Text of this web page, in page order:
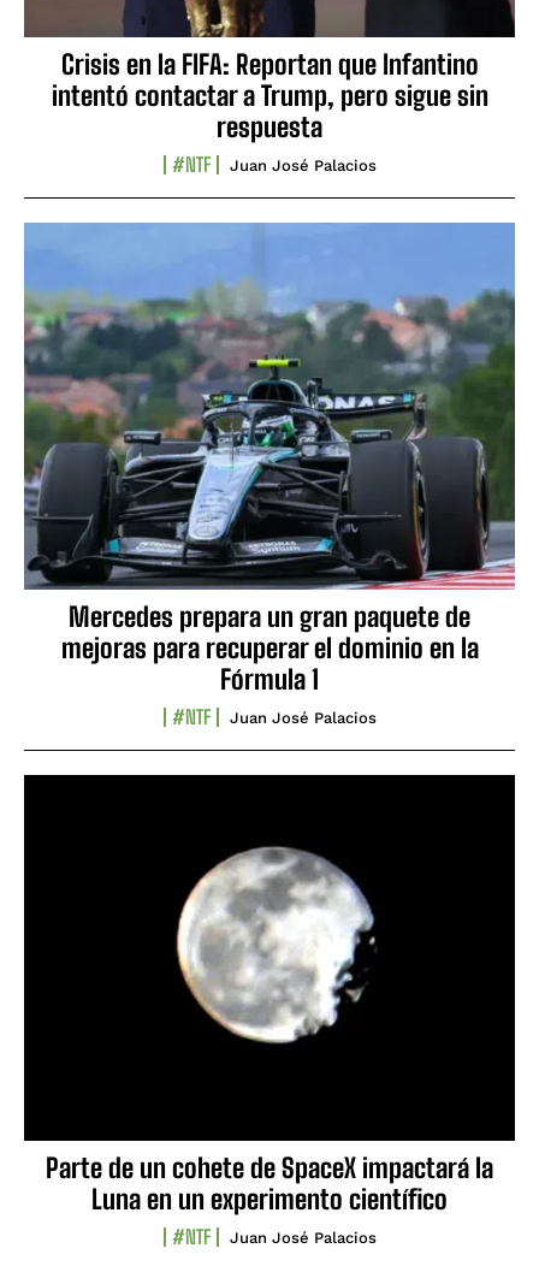
Crisis en la FIFA: Reportan que Infantino
intentó contactar a Trump, pero sigue sin
respuesta
#NTF Juan José Palacios
Mercedes prepara un gran paquete de
mejoras para recuperar el dominio en la
Fórmula 1
#NTF Juan José Palacios
Parte de un cohete de SpaceX impactará la
Luna en un experimento científico
#NTF Juan José Palacios